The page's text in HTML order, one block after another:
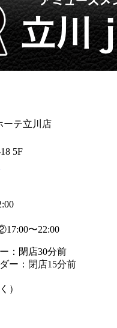
ーテ立川店
5F
〜22:00
：閉店30分前
ー：閉店15分前
）